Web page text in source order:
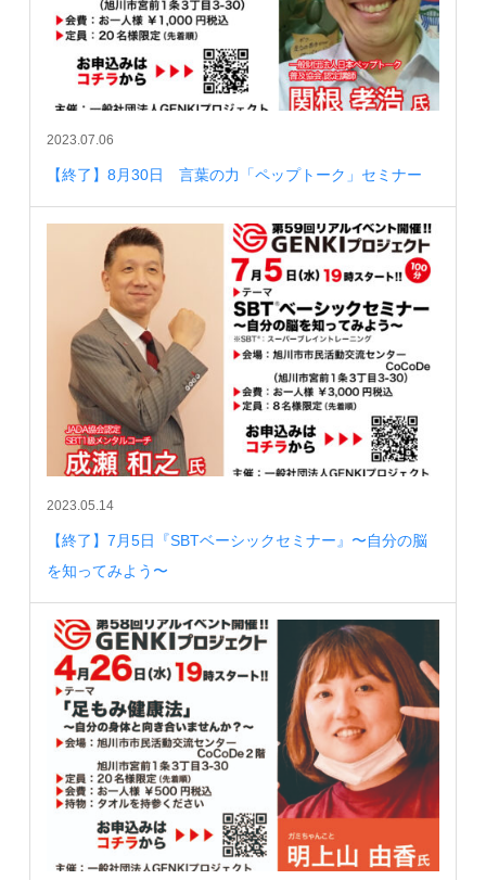
2023.07.06
【終了】8月30日 言葉の力「ペップトーク」セミナー
2023.05.14
【終了】7月5日『SBTベーシックセミナー』〜自分の脳
を知ってみよう〜